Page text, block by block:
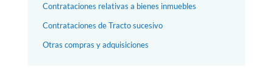
Contrataciones relativas a bienes inmuebles
Contrataciones de Tracto sucesivo
Otras compras y adquisiciones